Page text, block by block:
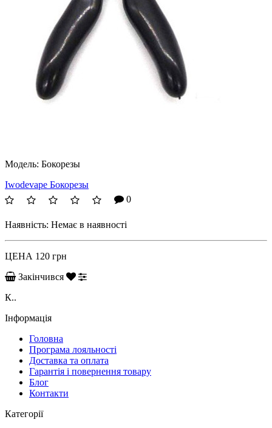
Модель: Бокорезы
Iwodevape Бокорезы
0
Наявність: Немає в наявності
ЦЕНА 120 грн
Закінчився
К..
Інформація
Головна
Програма лояльності
Доставка та оплата
Гарантія і повернення товару
Блог
Контакти
Категорії